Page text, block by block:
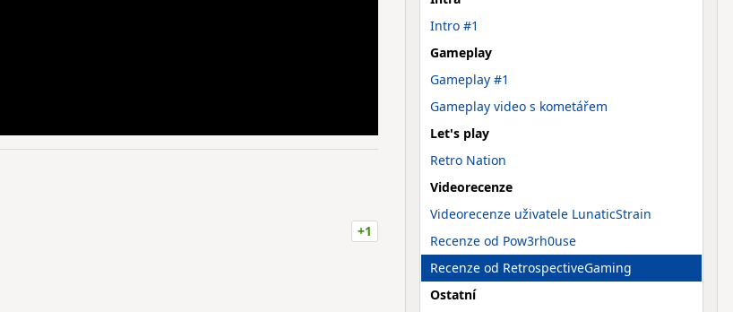
+1
Intro #1
Gameplay
Gameplay #1
Gameplay video s kometářem
Let's play
Retro Nation
Videorecenze
Videorecenze uživatele LunaticStrain
Recenze od Pow3rh0use
Recenze od RetrospectiveGaming
Ostatní